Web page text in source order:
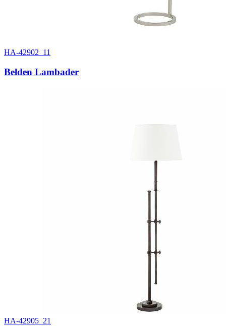
HA-42902_11
Belden Lambader
HA-42905_21